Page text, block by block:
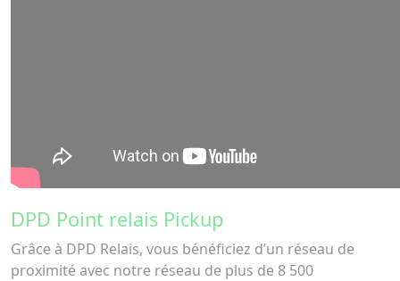
DPD Point relais Pickup
Grâce à DPD Relais, vous bénéficiez d’un réseau de
proximité avec notre réseau de plus de 8 500